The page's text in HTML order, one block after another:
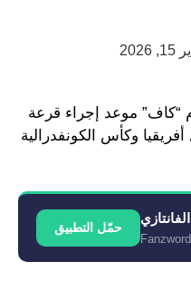
“كاف” موعد إجراء قرعة
وكأس الكونفدرالية
حمّل التطبيق